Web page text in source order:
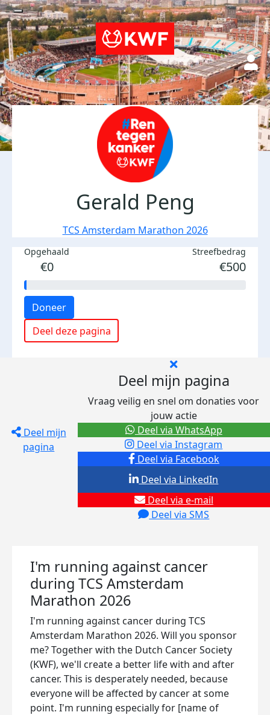
Gerald Peng
TCS Amsterdam Marathon 2026
Opgehaald
€0
Streefbedrag
€500
Doneer
Deel deze pagina
Deel mijn
pagina
Deel mijn pagina
Vraag veilig en snel om donaties voor
jouw actie
Deel via Facebook
Deel via Instagram
Deel via e-mail
Deel via SMS
Deel via LinkedIn
Deel via WhatsApp
I'm running against cancer
during TCS Amsterdam
Marathon 2026
I'm running against cancer during TCS
Amsterdam Marathon 2026. Will you sponsor
me? Together with the Dutch Cancer Society
(KWF), we'll create a better life with and after
cancer. This is desperately needed, because
everyone will be affected by cancer at some
point. I'm running especially for [name of